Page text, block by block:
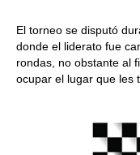
El torneo se disputó
donde el liderato fue
rondas, no obstante al
ocupar el lugar que les